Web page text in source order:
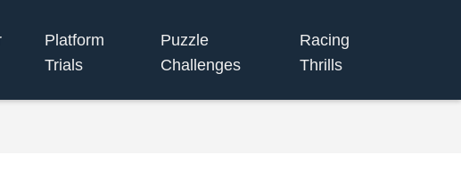
Platform
Trials
Puzzle
Challenges
Racing
Thrills